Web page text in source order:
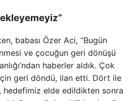
babası Özer Aci, “Bugün
ve çocuğun geri dönüşü
haberler aldık. Çok
geri döndü, ilan etti. Dört ile
hedefimiz elde edildikten sonra